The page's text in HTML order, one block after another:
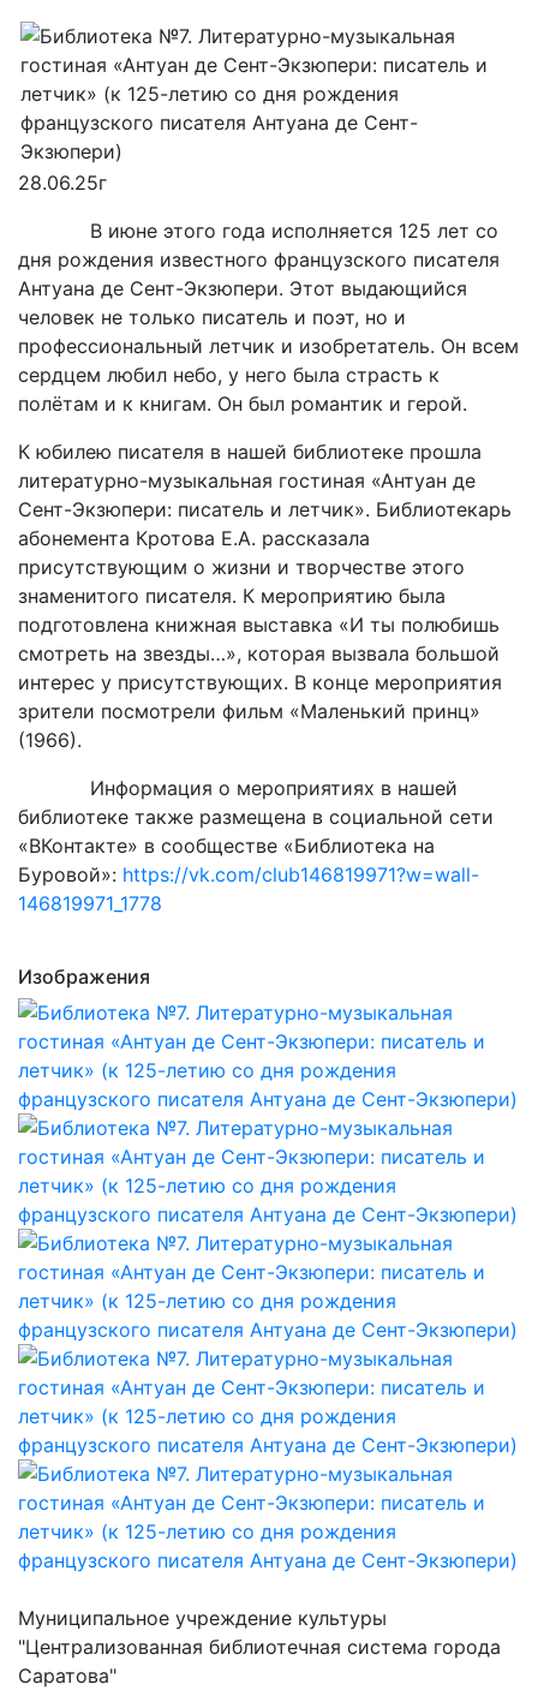
28.06.25г
В июне этого года исполняется 125 лет со
дня рождения известного французского писателя
Антуана де Сент-Экзюпери. Этот выдающийся
человек не только писатель и поэт, но и
профессиональный летчик и изобретатель. Он всем
сердцем любил небо, у него была страсть к
полётам и к книгам. Он был романтик и герой.
К юбилею писателя в нашей библиотеке прошла
литературно-музыкальная гостиная «Антуан де
Сент-Экзюпери: писатель и летчик». Библиотекарь
абонемента Кротова Е.А. рассказала
присутствующим о жизни и творчестве этого
знаменитого писателя. К мероприятию была
подготовлена книжная выставка «И ты полюбишь
смотреть на звезды…», которая вызвала большой
интерес у присутствующих. В конце мероприятия
зрители посмотрели фильм «Маленький принц»
(1966).
Информация о мероприятиях в нашей
библиотеке также размещена в социальной сети
«ВКонтакте» в сообществе «Библиотека на
Буровой»: https://vk.com/club146819971?w=wall-
146819971_1778
Изображения
Муниципальное учреждение культуры
"Централизованная библиотечная система города
Саратова"